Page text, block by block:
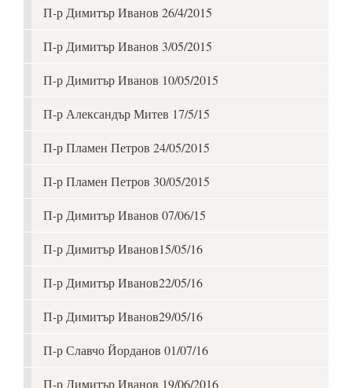
П-р Димитър Иванов 26/4/2015
П-р Димитър Иванов 3/05/2015
П-р Димитър Иванов 10/05/2015
П-р Александър Митев 17/5/15
П-р Пламен Петров 24/05/2015
П-р Пламен Петров 30/05/2015
П-р Димитър Иванов 07/06/15
П-р Димитър Иванов15/05/16
П-р Димитър Иванов22/05/16
П-р Димитър Иванов29/05/16
П-р Славчо Йорданов 01/07/16
П-р Димитър Иванов 19/06/2016